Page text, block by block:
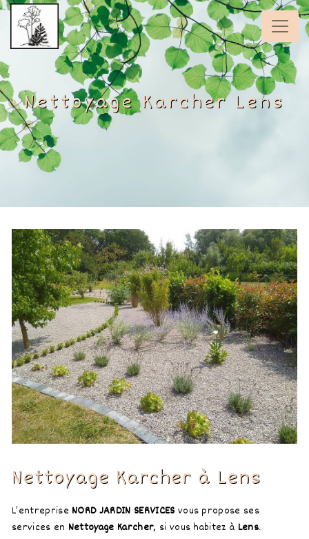
Panneau de gestion des cookies
Nettoyage Karcher Lens
Nettoyage Karcher à Lens
L’entreprise NORD JARDIN SERVICESvous propose ses
services en Nettoyage Karcher, si vous habitez à Lens.